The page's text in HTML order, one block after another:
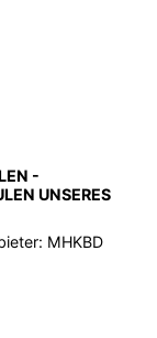
-
UNSERES
MHKBD